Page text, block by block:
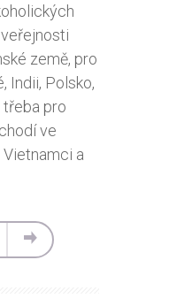
země, pro
Indii, Polsko,
třeba pro
ve
a